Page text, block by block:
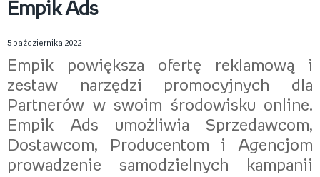
Empik Ads
5 października 2022
Empik powiększa ofertę reklamową i
zestaw narzędzi promocyjnych dla
Partnerów w swoim środowisku online.
Empik Ads umożliwia Sprzedawcom,
Dostawcom, Producentom i Agencjom
prowadzenie samodzielnych kampanii